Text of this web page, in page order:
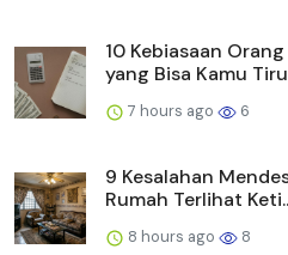
10 Kebiasaan
yang Bisa Kamu Tiru
7 hours ago 6
9 Kesalahan
Rumah Terlihat
8 hours ago 8